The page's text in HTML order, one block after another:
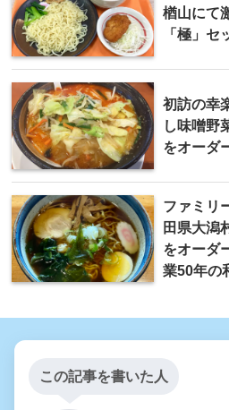
楢山にて
「極」セ
初訪の幸
し味噌野
をオーダ
ファミリ
田県大潟
をオーダ
業50年の
この記事を書いた人